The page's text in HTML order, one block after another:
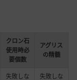
クロン石
使用時必
要個数
アグリス
の精髄
失敗しな
失敗しな